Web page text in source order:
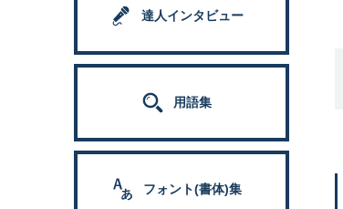
達人インタビュー
用語集
フォント(書体)集